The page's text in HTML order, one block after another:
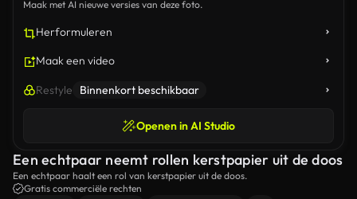
Maak met AI nieuwe versies van deze foto.
Herformuleren
Maak een video
Restyle Binnenkort beschikbaar
Openen in AI Studio
Een echtpaar neemt rollen kerstpapier uit de doos
Een echtpaar haalt een rol van kerstpapier uit de doos.
Gratis commerciële rechten